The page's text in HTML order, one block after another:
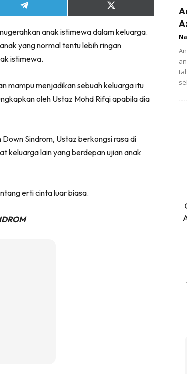
Share
on
Share
on
(Twitter)
anak istimewa dalam keluarga.
yang normal tentu lebih ringan
istimewa.
mampu menjadikan sebuah keluarga itu
oleh Ustaz Mohd Rifqi apabila dia
Sindrom, Ustaz berkongsi rasa di
keluarga lain yang berdepan ujian anak
erti cinta luar biasa.